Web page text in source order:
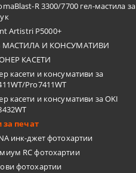
R 3300/7700 гел-мастила за
Artistri P5000+
МАСТИЛА И КОНСУМАТИВИ
КАСЕТИ
касети и консумативи за
Pro7411WT
касети и консумативи за OKI
печат
инк-джет фотохартии
RC фотохартии
фотохартии